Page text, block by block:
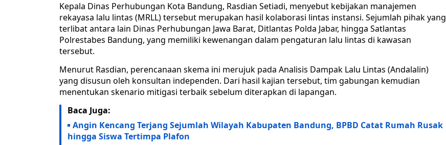
Kepala Dinas Perhubungan Kota Bandung, Rasdian Setiadi, menyebut kebijakan manajemen
rekayasa lalu lintas (MRLL) tersebut merupakan hasil kolaborasi lintas instansi. Sejumlah pihak yang
terlibat antara lain Dinas Perhubungan Jawa Barat, Ditlantas Polda Jabar, hingga Satlantas
Polrestabes Bandung, yang memiliki kewenangan dalam pengaturan lalu lintas di kawasan
tersebut.
Menurut Rasdian, perencanaan skema ini merujuk pada Analisis Dampak Lalu Lintas (Andalalin)
yang disusun oleh konsultan independen. Dari hasil kajian tersebut, tim gabungan kemudian
menentukan skenario mitigasi terbaik sebelum diterapkan di lapangan.
Baca Juga:
‎Angin Kencang Terjang Sejumlah Wilayah Kabupaten Bandung, BPBD Catat Rumah Rusak
hingga Siswa Tertimpa Plafon